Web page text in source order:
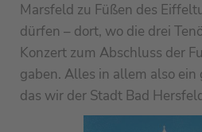
Marsfeld zu Füßen des
dürfen – dort, wo die drei
Konzert zum Abschluss der
gaben. Alles in allem also ein
das wir der Stadt Bad